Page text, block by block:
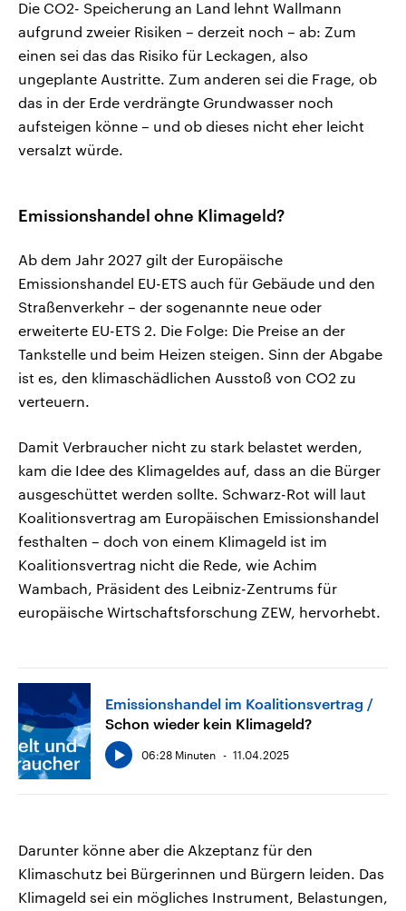
Die CO2- Speicherung an Land lehnt Wallmann
aufgrund zweier Risiken – derzeit noch – ab: Zum
einen sei das das Risiko für Leckagen, also
ungeplante Austritte. Zum anderen sei die Frage, ob
das in der Erde verdrängte Grundwasser noch
aufsteigen könne – und ob dieses nicht eher leicht
versalzt würde.
Emissionshandel ohne Klimageld?
Ab dem Jahr 2027 gilt der Europäische
Emissionshandel EU-ETS auch für Gebäude und den
Straßenverkehr – der sogenannte neue oder
erweiterte EU-ETS 2. Die Folge: Die Preise an der
Tankstelle und beim Heizen steigen. Sinn der Abgabe
ist es, den klimaschädlichen Ausstoß von CO2 zu
verteuern.
Damit Verbraucher nicht zu stark belastet werden,
kam die Idee des Klimageldes auf, dass an die Bürger
ausgeschüttet werden sollte. Schwarz-Rot will laut
Koalitionsvertrag am Europäischen Emissionshandel
festhalten – doch von einem Klimageld ist im
Koalitionsvertrag nicht die Rede, wie Achim
Wambach, Präsident des Leibniz-Zentrums für
europäische Wirtschaftsforschung ZEW, hervorhebt.
Emissionshandel im Koalitionsvertrag
Schon wieder kein Klimageld?
06:28 Minuten 11.04.2025
Darunter könne aber die Akzeptanz für den
Klimaschutz bei Bürgerinnen und Bürgern leiden. Das
Klimageld sei ein mögliches Instrument, Belastungen,